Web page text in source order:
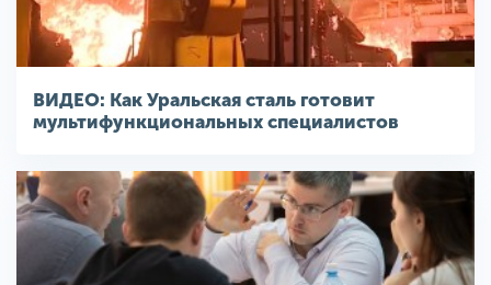
ВИДЕО: Как Уральская сталь готовит
мультифункциональных специалистов